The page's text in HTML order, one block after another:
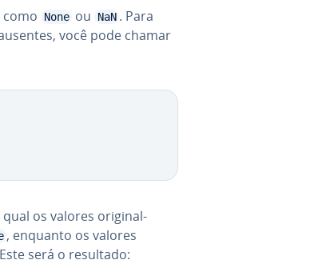
None ou NaN . Para
você pode chamar
os valores ori­gi­nal­
, enquanto os valores
será o resultado: